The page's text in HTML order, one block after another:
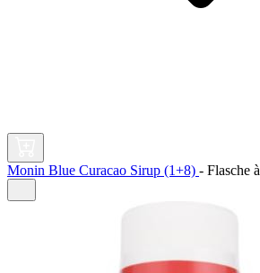
Monin Blue Curacao Sirup (1+8) - Flasche à